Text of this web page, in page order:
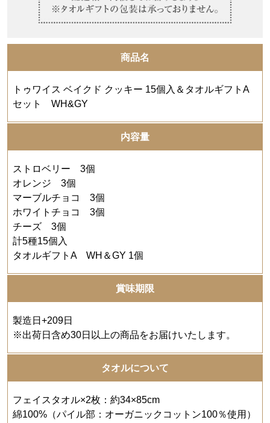
商品名
トゥワイス ベイクド クッキー 15個入＆タオルギフトA
セット WH&GY
内容量
ストロベリー 3個
オレンジ 3個
マーブルチョコ 3個
ホワイトチョコ 3個
チーズ 3個
計5種15個入
タオルギフトA WH＆GY 1個
賞味期限
製造日+209日
※出荷日含め30日以上の商品をお届けいたします。
タオルについて
フェイスタオル×2枚：約34×85cm
綿100%（パイル部：オーガニックコットン100％使用）